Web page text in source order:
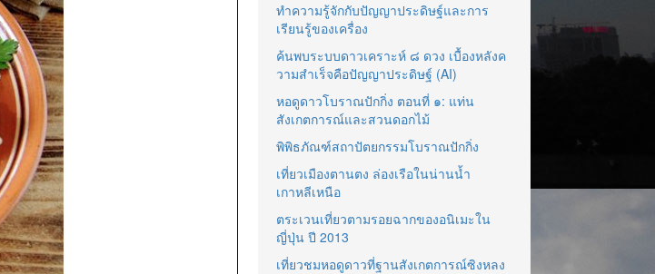
ทำความรู้จักกับปัญญาประดิษฐ์และการ
เรียนรู้ของเครื่อง
ค้นพบระบบดาวเคราะห์ ๘ ดวง เบื้องหลังค
วามสำเร็จคือปัญญาประดิษฐ์ (AI)
หอดูดาวโบราณปักกิ่ง ตอนที่ ๑: แท่น
สังเกตการณ์และสวนดอกไม้
พิพิธภัณฑ์สถาปัตยกรรมโบราณปักกิ่ง
เที่ยวเมืองตานตง ล่องเรือในน่านน้ำ
เกาหลีเหนือ
ตระเวนเที่ยวตามรอยฉากของอนิเมะใน
ญี่ปุ่น ปี 2013
เที่ยวชมหอดูดาวที่ฐานสังเกตการณ์ซิงหลง